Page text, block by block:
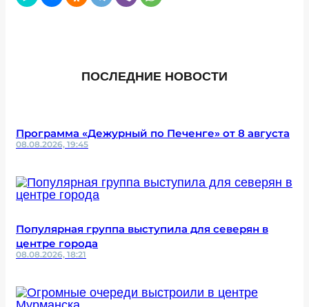
ПОСЛЕДНИЕ НОВОСТИ
Программа «Дежурный по Печенге» от 8 августа
08.08.2026, 19:45
Популярная группа выступила для северян в
центре города
08.08.2026, 18:21